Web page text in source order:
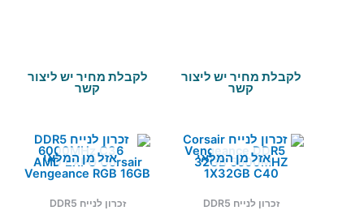
לקבלת מחיר יש ליצור
קשר
לקבלת מחיר יש ליצור
קשר
אזל מן המלאי
זכרון לנייח DDR5
אזל מן המלאי
זכרון לנייח DDR5